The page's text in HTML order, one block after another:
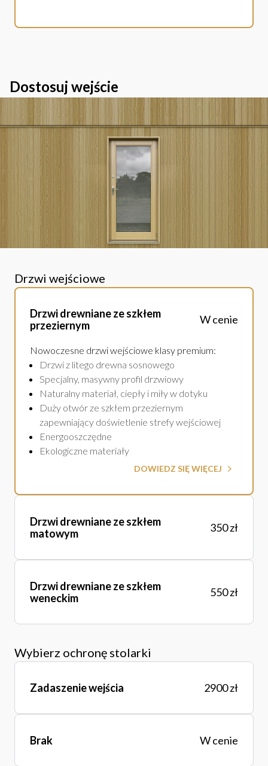
Dostosuj wejście
Drzwi wejściowe
Drzwi drewniane ze szkłem
przeziernym
W cenie
Nowoczesne drzwi wejściowe klasy premium:
Drzwi z litego drewna sosnowego
Specjalny, masywny profil drzwiowy
Naturalny materiał, ciepły i miły w dotyku
Duży otwór ze szkłem przeziernym
zapewniający doświetlenie strefy wejściowej
Energooszczędne
Ekologiczne materiały
DOWIEDZ SIĘ WIĘCEJ
Drzwi drewniane ze szkłem
matowym
350 zł
Drzwi drewniane ze szkłem
weneckim
550 zł
Wybierz ochronę stolarki
Zadaszenie wejścia 2900 zł
Brak W cenie